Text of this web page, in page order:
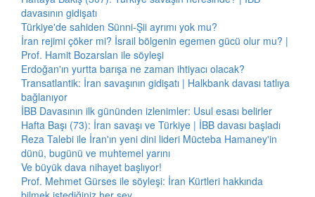
davasının gidişatı
Türkiye'de sahiden Sünni-Şii ayrımı yok mu?
İran rejimi çöker mi? İsrail bölgenin egemen gücü olur mu? |
Prof. Hamit Bozarslan ile söyleşi
Erdoğan'ın yurtta barışa ne zaman ihtiyacı olacak?
Transatlantik: İran savaşının gidişatı | Halkbank davası tatlıya
bağlanıyor
İBB Davasının ilk gününden izlenimler: Usul esası belirler
Hafta Başı (73): İran savaşı ve Türkiye | İBB davası başladı
Reza Talebi ile İran'ın yeni dini lideri Mücteba Hamaney'in
dünü, bugünü ve muhtemel yarını
Ve büyük dava nihayet başlıyor!
Prof. Mehmet Gürses ile söyleşi: İran Kürtleri hakkında